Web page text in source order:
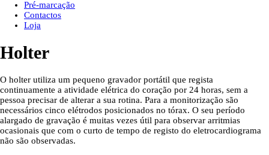
Pré-marcação
Contactos
Loja
Holter
O holter utiliza um pequeno gravador portátil que regista
continuamente a atividade elétrica do coração por 24 horas, sem a
pessoa precisar de alterar a sua rotina. Para a monitorização são
necessários cinco elétrodos posicionados no tórax. O seu período
alargado de gravação é muitas vezes útil para observar arritmias
ocasionais que com o curto de tempo de registo do eletrocardiograma
não são observadas.